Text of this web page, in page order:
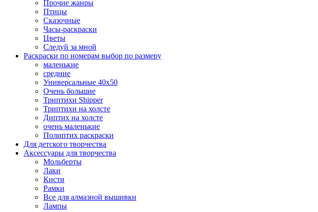
Прочие жанры
Птицы
Сказочные
Часы-раскраски
Цветы
Следуй за мной
Раскраски по номерам выбор по размеру
маленькие
средние
Универсальные 40х50
Очень большие
Триптихи Shipper
Триптихи на холсте
Диптих на холсте
очень маленькие
Полиптих раскраски
Для детского творчества
Аксессуары для творчества
Мольберты
Лаки
Кисти
Рамки
Все для алмазной вышивки
Лампы